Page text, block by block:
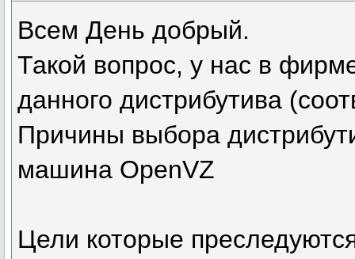
Всем День добрый.
Такой вопрос, у нас в
данного дистрибутива
Причины выбора
машина OpenVZ
Цели которые